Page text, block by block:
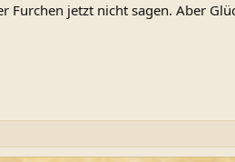
Furchen jetzt nicht sagen. Aber